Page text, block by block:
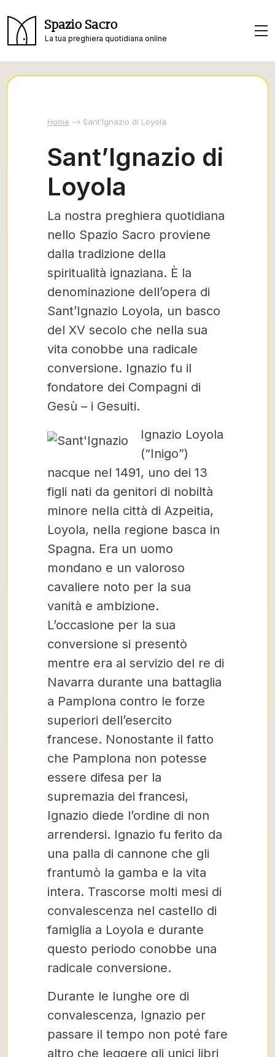
Spazio Sacro
La tua preghiera quotidiana online
Home Sant’Ignazio di Loyola
Sant’Ignazio di
Loyola
La nostra preghiera quotidiana
nello Spazio Sacro proviene
dalla tradizione della
spiritualità ignaziana. È la
denominazione dell’opera di
Sant’Ignazio Loyola, un basco
del XV secolo che nella sua
vita conobbe una radicale
conversione. Ignazio fu il
fondatore dei Compagni di
Gesù – i Gesuiti.
Ignazio Loyola
(“Inigo”)
nacque nel 1491, uno dei 13
figli nati da genitori di nobiltà
minore nella città di Azpeitia,
Loyola, nella regione basca in
Spagna. Era un uomo
mondano e un valoroso
cavaliere noto per la sua
vanità e ambizione.
L’occasione per la sua
conversione si presentò
mentre era al servizio del re di
Navarra durante una battaglia
a Pamplona contro le forze
superiori dell’esercito
francese. Nonostante il fatto
che Pamplona non potesse
essere difesa per la
supremazia dei francesi,
Ignazio diede l’ordine di non
arrendersi. Ignazio fu ferito da
una palla di cannone che gli
frantumò la gamba e la vita
intera. Trascorse molti mesi di
convalescenza nel castello di
famiglia a Loyola e durante
questo periodo conobbe una
radicale conversione.
Durante le lunghe ore di
convalescenza, Ignazio per
passare il tempo non poté fare
altro che leggere gli unici libri